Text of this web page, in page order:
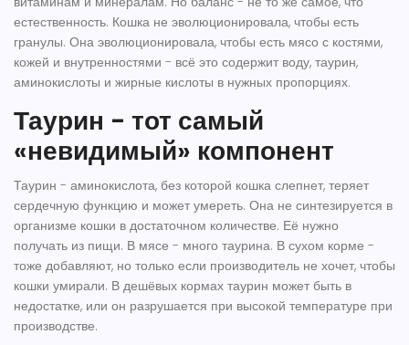
естественность. Кошка не эволюционировала, чтобы есть
гранулы. Она эволюционировала, чтобы есть мясо с костями,
кожей и внутренностями - всё это содержит воду, таурин,
аминокислоты и жирные кислоты в нужных пропорциях.
Таурин - тот самый
«невидимый» компонент
Таурин - аминокислота, без которой кошка слепнет, теряет
сердечную функцию и может умереть. Она не синтезируется в
организме кошки в достаточном количестве. Её нужно
получать из пищи. В мясе - много таурина. В сухом корме -
тоже добавляют, но только если производитель не хочет, чтобы
кошки умирали. В дешёвых кормах таурин может быть в
недостатке, или он разрушается при высокой температуре при
производстве.